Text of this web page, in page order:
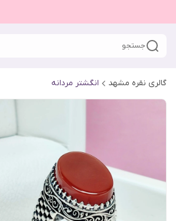
جستجو
گالری نقره مشهد انگشتر مردانه